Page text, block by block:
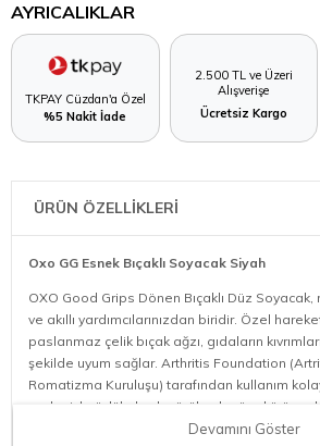
AYRICALIKLAR
TKPAY Cüzdan'a Özel
%5 Nakit İade
2.500 TL ve Üzeri
Alışverişe
Ücretsiz Kargo
ÜRÜN ÖZELLİKLERİ
Oxo GG Esnek Bıçaklı Soyacak Siyah
OXO Good Grips Dönen Bıçaklı Düz
ve akıllı yardımcılarınızdan biridir. Özel
paslanmaz çelik bıçak ağzı, gıdaların
şekilde uyum sağlar. Arthritis Foundation
Romatizma Kuruluşu) tarafından kullanım
nedeniyle ödüle layık görülen bu özel ürün;
kaymayan yumuşak dokulu sapı sayesinde
Devamını Göster